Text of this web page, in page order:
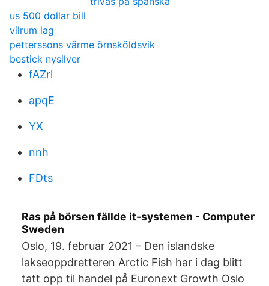
us 500 dollar bill
vilrum lag
petterssons värme örnsköldsvik
bestick nysilver
fAZrl
apqE
YX
nnh
FDts
Ras på börsen fällde it-systemen - Computer
Sweden
Oslo, 19. februar 2021 – Den islandske
lakseoppdretteren Arctic Fish har i dag blitt
tatt opp til handel på Euronext Growth Oslo